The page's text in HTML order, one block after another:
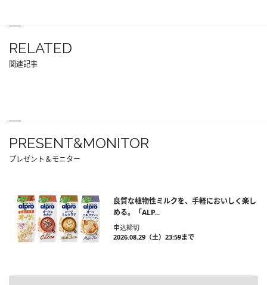
RELATED
関連記事
PRESENT&MONITOR
プレゼント＆モニター
良質な植物性ミルクを、手軽においしく楽し
める。「ALP...
申込締切
2026.08.29（土）23:59まで